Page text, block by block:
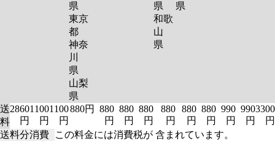
県
東京
都
神奈
川
県
山梨
県
県
和歌
山
県
県
送
料
2860
円
1100
円
1100
円
880円
880
円
880
円
880
円
880
円
880
円
880
円
990
円
990
円
3300
円
送料分消費
この料金には消費税が 含まれています。